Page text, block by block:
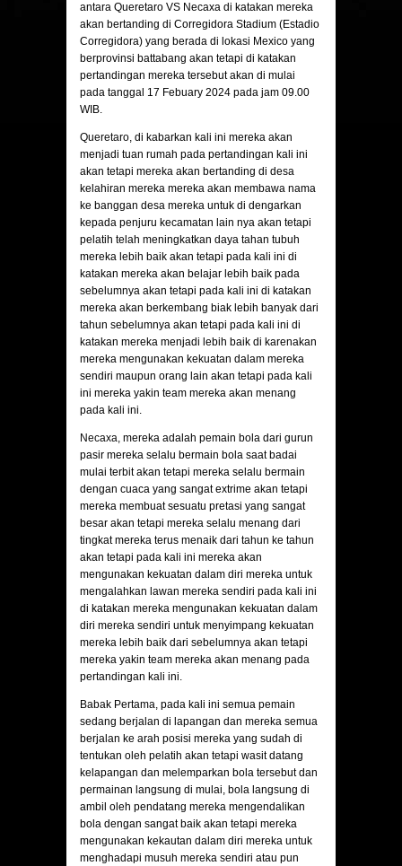
antara Queretaro VS Necaxa di katakan mereka
akan bertanding di Corregidora Stadium (Estadio
Corregidora) yang berada di lokasi Mexico yang
berprovinsi battabang akan tetapi di katakan
pertandingan mereka tersebut akan di mulai
pada tanggal 17 Febuary 2024 pada jam 09.00
WIB.
Queretaro, di kabarkan kali ini mereka akan
menjadi tuan rumah pada pertandingan kali ini
akan tetapi mereka akan bertanding di desa
kelahiran mereka mereka akan membawa nama
ke banggan desa mereka untuk di dengarkan
kepada penjuru kecamatan lain nya akan tetapi
pelatih telah meningkatkan daya tahan tubuh
mereka lebih baik akan tetapi pada kali ini di
katakan mereka akan belajar lebih baik pada
sebelumnya akan tetapi pada kali ini di katakan
mereka akan berkembang biak lebih banyak dari
tahun sebelumnya akan tetapi pada kali ini di
katakan mereka menjadi lebih baik di karenakan
mereka mengunakan kekuatan dalam mereka
sendiri maupun orang lain akan tetapi pada kali
ini mereka yakin team mereka akan menang
pada kali ini.
Necaxa, mereka adalah pemain bola dari gurun
pasir mereka selalu bermain bola saat badai
mulai terbit akan tetapi mereka selalu bermain
dengan cuaca yang sangat extrime akan tetapi
mereka membuat sesuatu pretasi yang sangat
besar akan tetapi mereka selalu menang dari
tingkat mereka terus menaik dari tahun ke tahun
akan tetapi pada kali ini mereka akan
mengunakan kekuatan dalam diri mereka untuk
mengalahkan lawan mereka sendiri pada kali ini
di katakan mereka mengunakan kekuatan dalam
diri mereka sendiri untuk menyimpang kekuatan
mereka lebih baik dari sebelumnya akan tetapi
mereka yakin team mereka akan menang pada
pertandingan kali ini.
Babak Pertama, pada kali ini semua pemain
sedang berjalan di lapangan dan mereka semua
berjalan ke arah posisi mereka yang sudah di
tentukan oleh pelatih akan tetapi wasit datang
kelapangan dan melemparkan bola tersebut dan
permainan langsung di mulai, bola langsung di
ambil oleh pendatang mereka mengendalikan
bola dengan sangat baik akan tetapi mereka
mengunakan kekautan dalam diri mereka untuk
menghadapi musuh mereka sendiri atau pun